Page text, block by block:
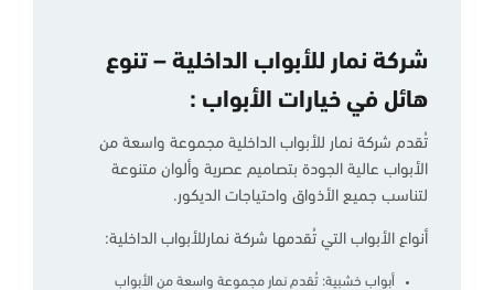
شركة نمار للأبواب الداخلية – تنوع
هائل في خيارات الأبواب :
تُقدم شركة نمار للأبواب الداخلية مجموعة واسعة من
الأبواب عالية الجودة بتصاميم عصرية وألوان متنوعة
لتناسب جميع الأذواق واحتياجات الديكور.
أنواع الأبواب التي تُقدمها شركة نمارللأبواب الداخلية:
أبواب خشبية: تُقدم نمار مجموعة واسعة من الأبواب